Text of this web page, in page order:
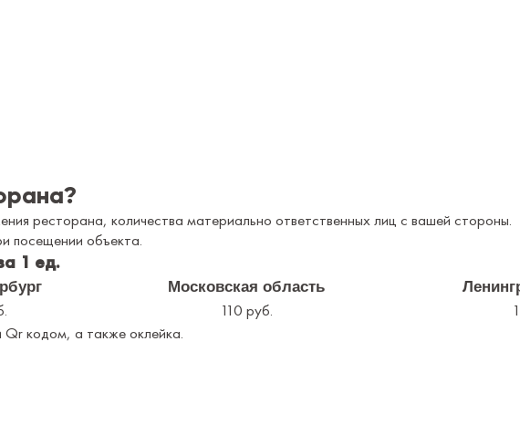
ресторана, количества материально ответственных лиц с вашей стороны.
посещении объекта.
1 ед.
Московская область
110 руб.
Qr кодом, а также оклейка.